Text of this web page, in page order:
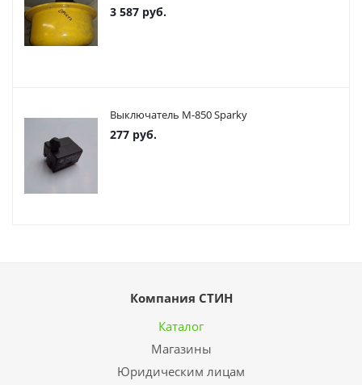
3 587 руб.
Выключатель М-850 Sparky
277 руб.
Компания СТИН
Каталог
Магазины
Юридическим лицам